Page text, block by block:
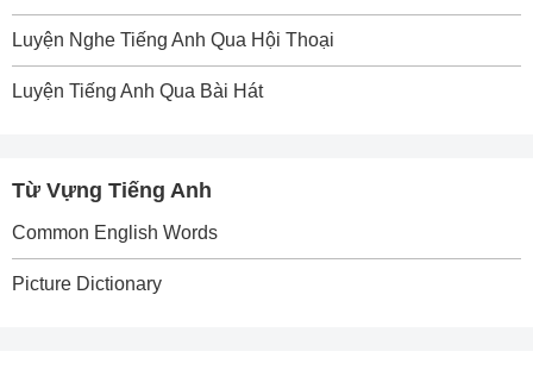
Luyện Nghe Tiếng Anh Qua Hội Thoại
Luyện Tiếng Anh Qua Bài Hát
Từ Vựng Tiếng Anh
Common English Words
Picture Dictionary